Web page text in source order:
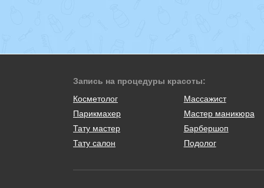
Запись на процедуры красоты:
Косметолог
Массажист
Парикмахер
Мастер маникюра
Тату мастер
Барбершоп
Тату салон
Подолог